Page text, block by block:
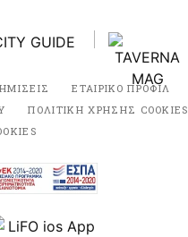
ΕΤΑΙΡΙΚΟ ΠΡΟΦΙΛ
ΠΟΛΙΤΙΚΗ ΧΡΗΣΗΣ COOKIES